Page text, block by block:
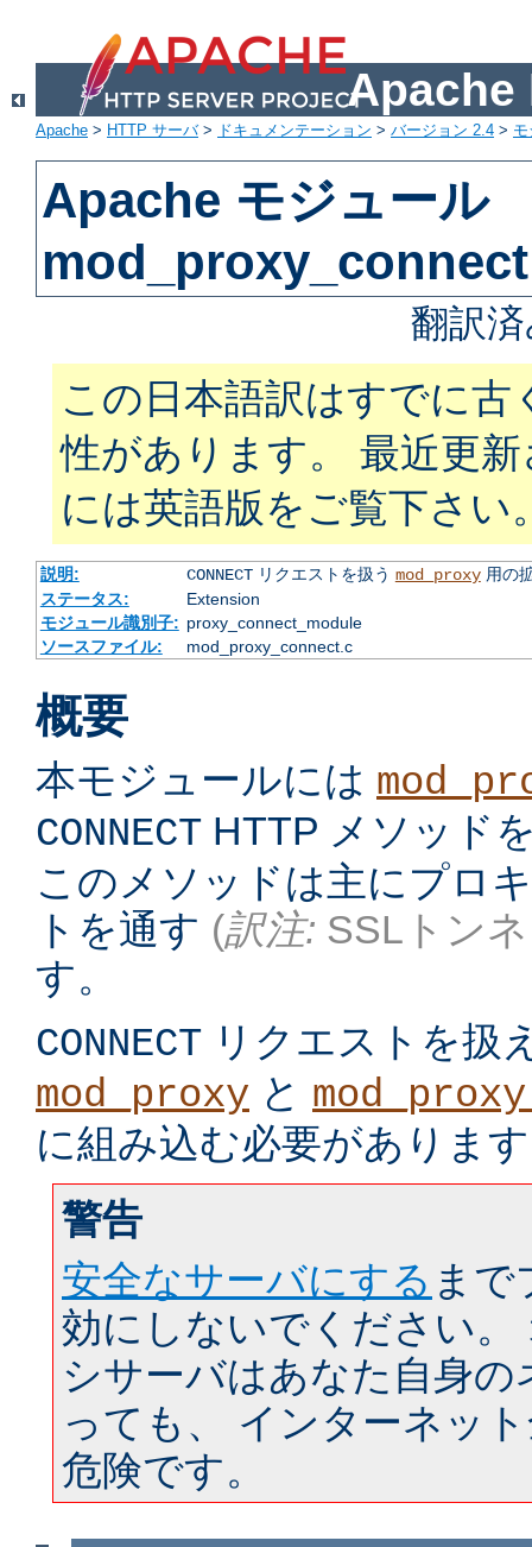
Apache
Apache > HTTP サーバ> ドキュメンテーション > バージョン 2.4 >
Apache モジュール
mod_proxy_connect
翻訳
この日本語訳はすでに古
性があります。 最近更
には英語版をご覧下さい
説明: CONNECTリクエストを扱う mod_proxy用の
ステータス:
Extension
モジュール識別子: proxy_connect_module
ソースファイル:
mod_proxy_connect.c
概要
本モジュールには
CONNECT HTTP メソッド
このメソッドは主にプロ
トを通す (訳注: SSLトン
す。
CONNECT リクエストを扱
mod_proxy と
に組み込む必要がありま
警告
安全なサーバにする まで
効にしないでください。
シサーバはあなた自身
っても、 インターネッ
危険です。